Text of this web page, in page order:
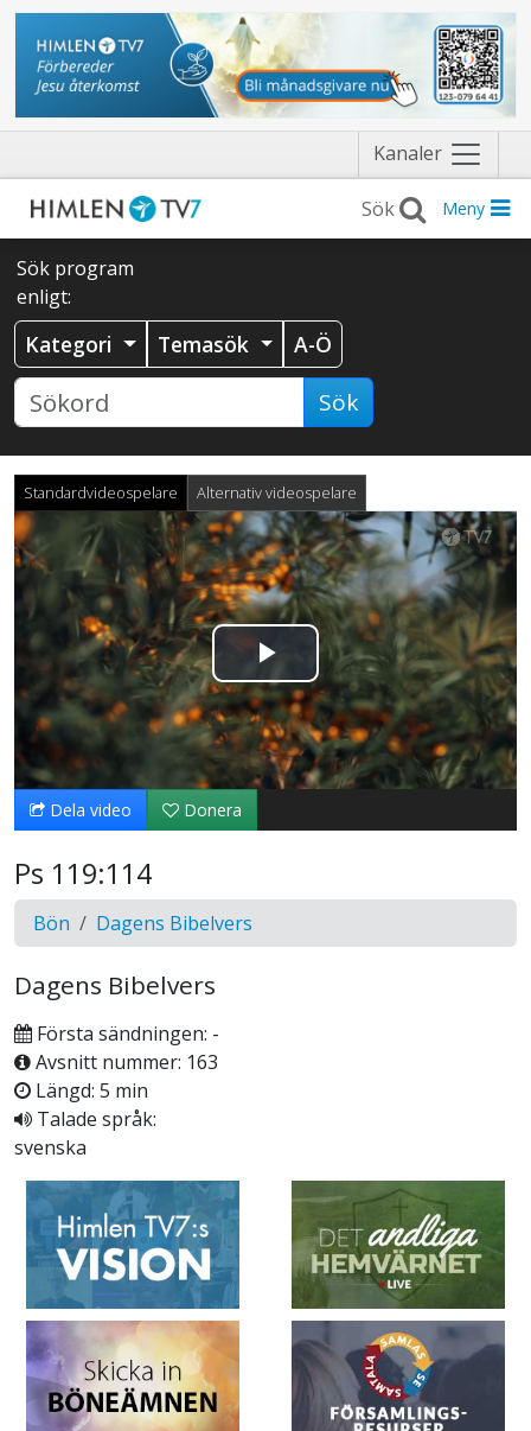
Kanaler Näytä
valikko
Meny
Sök program
enligt:
Kategori Temasök A-Ö
Sök
Standardvideospelare Alternativ videospelare
Spela
upp
video
Dela video Donera
Ps 119:114
Bön Dagens Bibelvers
Dagens Bibelvers
Första sändningen: -
Avsnitt nummer: 163
Längd: 5 min
Talade språk:
svenska